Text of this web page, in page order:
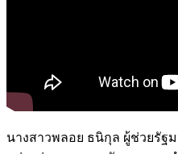
นางสาวพลอย ธนิกุล ผู้ช่วยรัฐ